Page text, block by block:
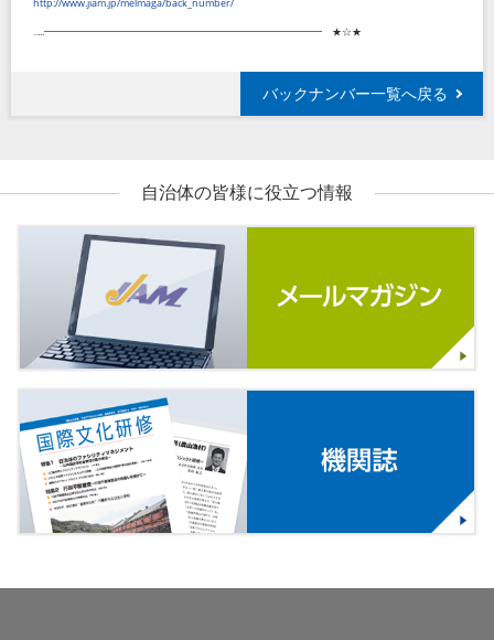
‥...━━━━━━━━━━━━━━━━━━━━━━━━━━━━ ★☆★
バックナンバー一覧へ戻る
自治体の皆様に役立つ情報